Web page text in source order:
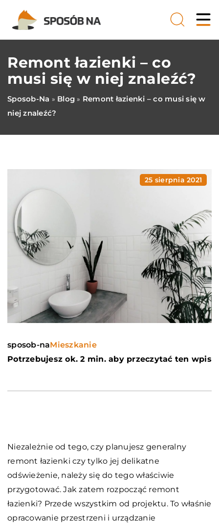
Remont łazienki – co
musi się w niej znaleźć?
Sposob-Na » Blog » Remont łazienki – co musi się w
niej znaleźć?
25 sierpnia 2021
sposob-naMieszkanie
Potrzebujesz ok. 2 min. aby przeczytać ten wpis
Niezależnie od tego, czy planujesz generalny
remont łazienki czy tylko jej delikatne
odświeżenie, należy się do tego właściwie
przygotować. Jak zatem rozpocząć remont
łazienki? Przede wszystkim od projektu. To właśnie
opracowanie przestrzeni i urządzanie